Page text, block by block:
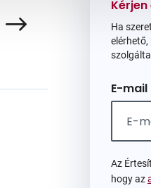
Ha
elérhető,
E-
Az
hogy az